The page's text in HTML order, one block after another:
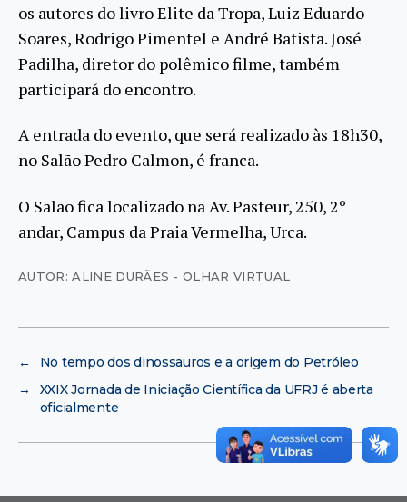
os autores do livro Elite da Tropa, Luiz Eduardo
Soares, Rodrigo Pimentel e André Batista. José
Padilha, diretor do polêmico filme, também
participará do encontro.
A entrada do evento, que será realizado às 18h30,
no Salão Pedro Calmon, é franca.
O Salão fica localizado na Av. Pasteur, 250, 2º
andar, Campus da Praia Vermelha, Urca.
AUTOR: ALINE DURÃES - OLHAR VIRTUAL
←
No tempo dos dinossauros e a origem do Petróleo
→
XXIX Jornada de Iniciação Científica da UFRJ é aberta
oficialmente